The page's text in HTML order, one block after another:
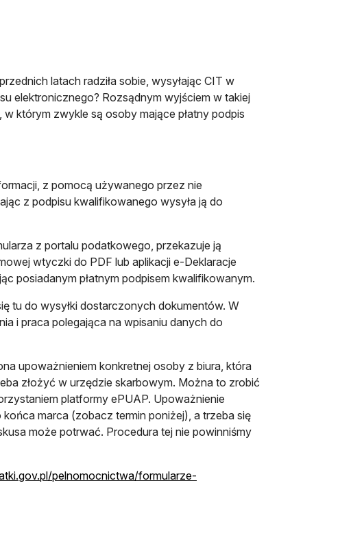
latach radziła sobie, wysyłając CIT w
elektronicznego? Rozsądnym wyjściem w takiej
którym zwykle są osoby mające płatny podpis
z pomocą używanego przez nie
z podpisu kwalifikowanego wysyła ją do
z portalu podatkowego, przekazuje ją
wtyczki do PDF lub aplikacji e-Deklaracje
posiadanym płatnym podpisem kwalifikowanym.
tu do wysyłki dostarczonych dokumentów. W
i praca polegająca na wpisaniu danych do
upoważnieniem konkretnej osoby z biura, która
złożyć w urzędzie skarbowym. Można to zrobić
platformy ePUAP. Upoważnienie
końca marca (zobacz termin poniżej), a trzeba się
może potrwać. Procedura tej nie powinniśmy
pelnomocnictwa/formularze-